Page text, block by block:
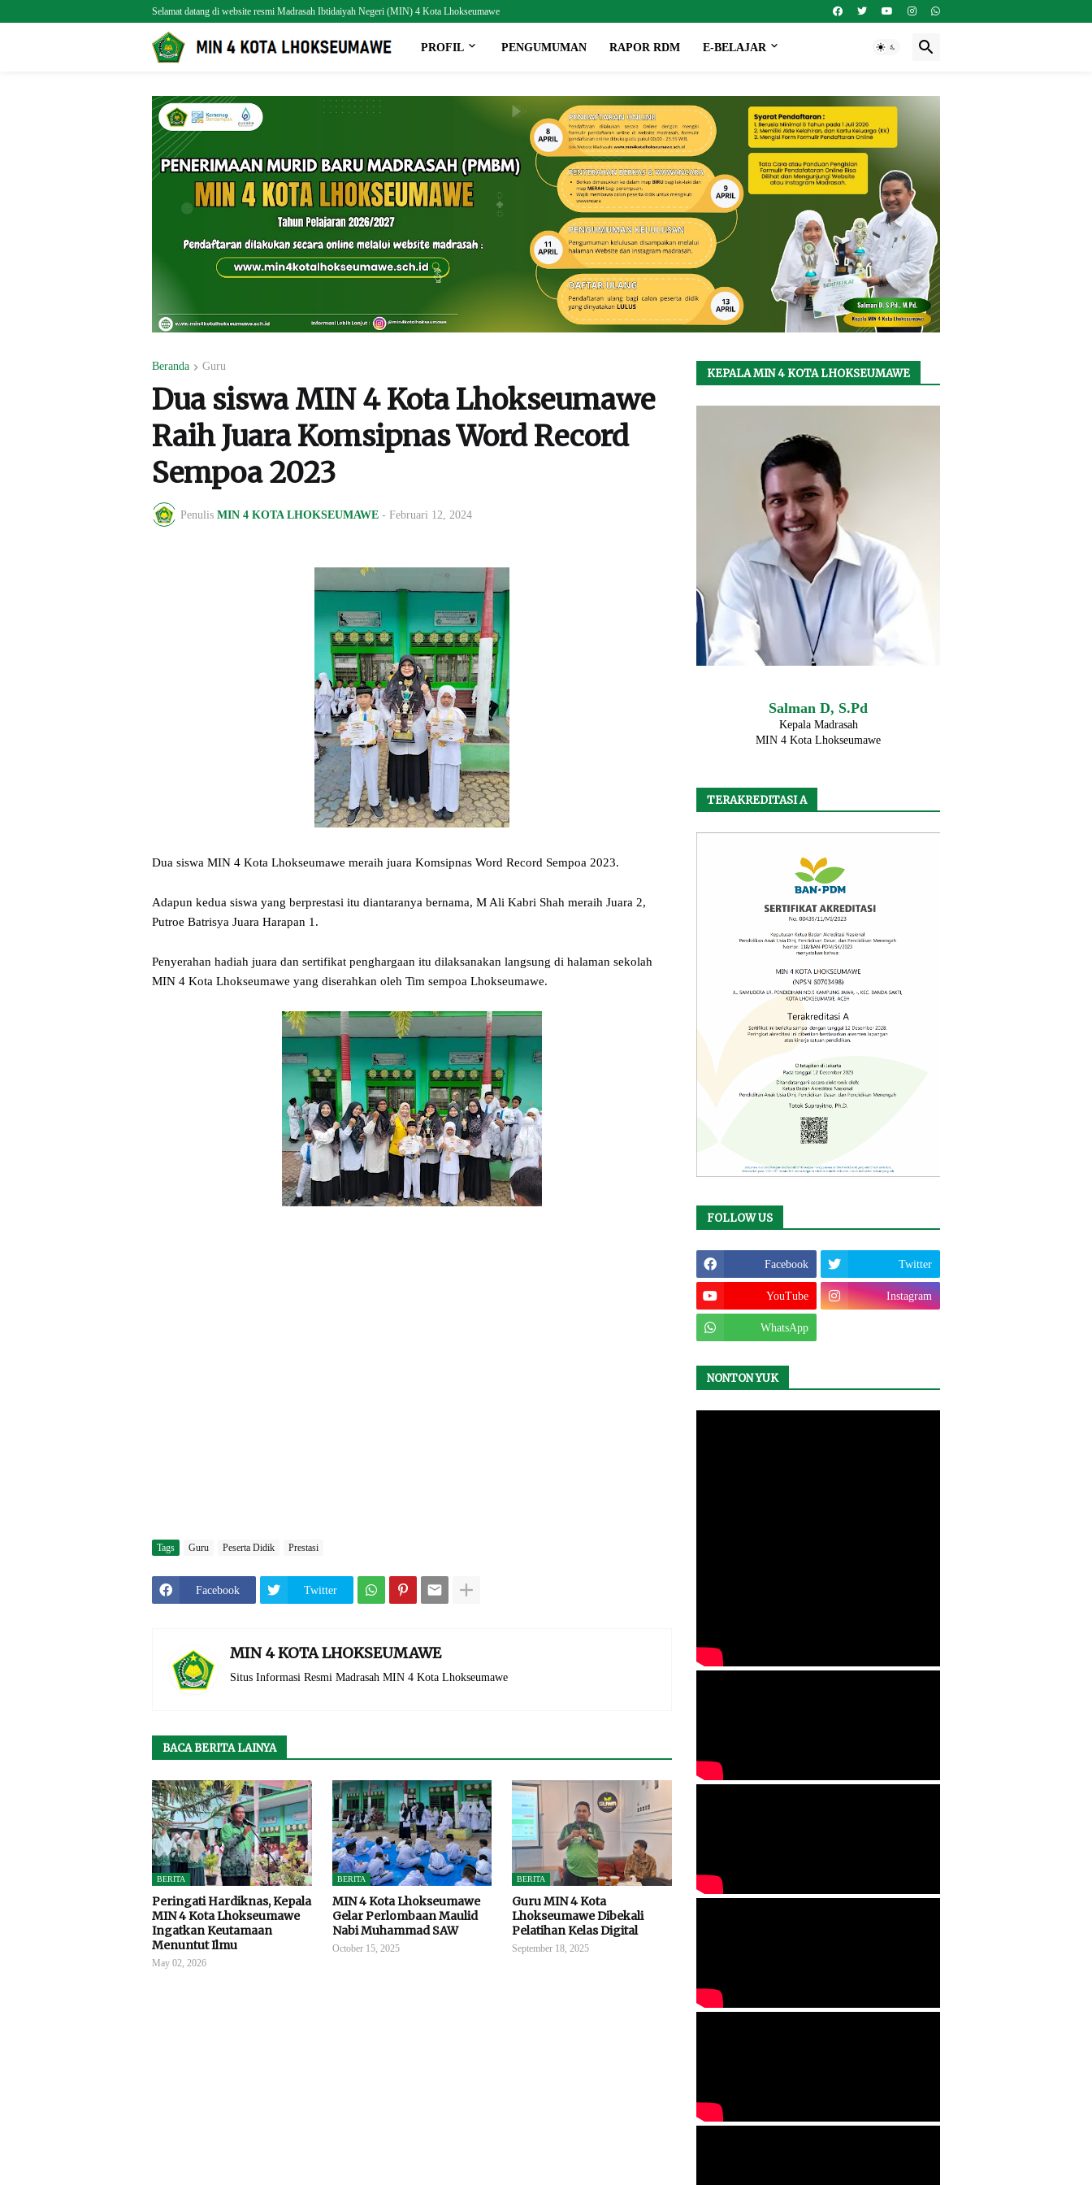
Selamat datang di website resmi Madrasah Ibtidaiyah Negeri (MIN) 4 Kota Lhokseumawe
PROFIL PENGUMUMAN RAPOR RDM E-BELAJAR
Beranda Guru
Dua siswa MIN 4 Kota Lhokseumawe
Raih Juara Komsipnas Word Record
Sempoa 2023
Penulis MIN 4 KOTA LHOKSEUMAWE - Februari 12, 2024
Dua siswa MIN 4 Kota Lhokseumawe meraih juara Komsipnas Word Record Sempoa 2023.
Adapun kedua siswa yang berprestasi itu diantaranya bernama, M Ali Kabri Shah meraih Juara 2,
Putroe Batrisya Juara Harapan 1.
Penyerahan hadiah juara dan sertifikat penghargaan itu dilaksanakan langsung di halaman sekolah
MIN 4 Kota Lhokseumawe yang diserahkan oleh Tim sempoa Lhokseumawe.
Tags Guru Peserta Didik Prestasi
Facebook Twitter
MIN 4 KOTA LHOKSEUMAWE
Situs Informasi Resmi Madrasah MIN 4 Kota Lhokseumawe
BACA BERITA LAINYA
BERITA
Peringati Hardiknas, Kepala
MIN 4 Kota Lhokseumawe
Ingatkan Keutamaan
Menuntut Ilmu
May 02, 2026
BERITA
MIN 4 Kota Lhokseumawe
Gelar Perlombaan Maulid
Nabi Muhammad SAW
October 15, 2025
BERITA
Guru MIN 4 Kota
Lhokseumawe Dibekali
Pelatihan Kelas Digital
September 18, 2025
KEPALA MIN 4 KOTA LHOKSEUMAWE
Salman D, S.Pd
Kepala Madrasah
MIN 4 Kota Lhokseumawe
TERAKREDITASI A
FOLLOW US
Facebook Twitter
YouTube Instagram
WhatsApp
NONTON YUK